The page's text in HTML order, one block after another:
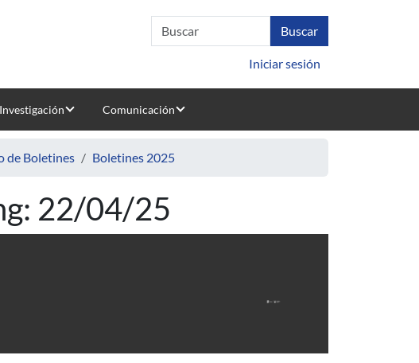
Iniciar sesión
Investigación Comunicación
de Boletines Boletines 2025
22/04/25